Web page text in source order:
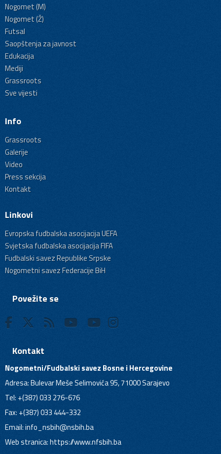
Nogomet (M)
Nogomet (Ž)
Futsal
Saopštenja za javnost
Edukacija
Mediji
Grassroots
Sve vijesti
Info
Grassroots
Galerije
Video
Press sekcija
Kontakt
Linkovi
Evropska fudbalska asocijacija UEFA
Svjetska fudbalska asocijacija FIFA
Fudbalski savez Republike Srpske
Nogometni savez Federacije BiH
Povežite se
Kontakt
Nogometni/Fudbalski savez Bosne i Hercegovine
Adresa: Bulevar Meše Selimovića 95, 71000 Sarajevo
Tel: +(387) 033 276-676
Fax: +(387) 033 444-332
Email:info_nsbih@nsbih.ba
Web stranica: https://www.nfsbih.ba